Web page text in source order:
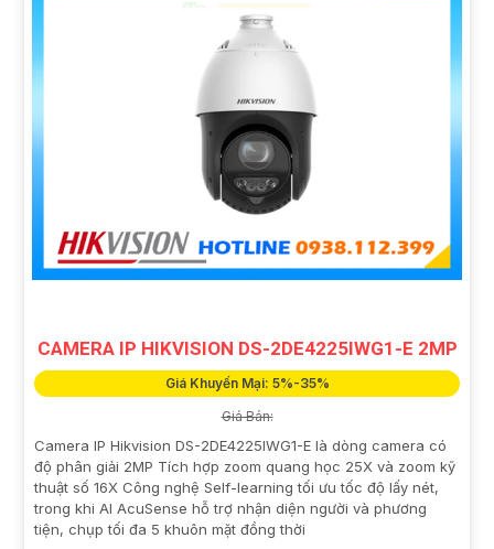
CAMERA IP HIKVISION DS-2DE4225IWG1-E 2MP
Giá Khuyến Mại: 5%-35%
Giá Bán:
Camera IP Hikvision DS-2DE4225IWG1-E là dòng camera có
độ phân giải 2MP Tích hợp zoom quang học 25X và zoom kỹ
thuật số 16X Công nghệ Self-learning tối ưu tốc độ lấy nét,
trong khi AI AcuSense hỗ trợ nhận diện người và phương
tiện, chụp tối đa 5 khuôn mặt đồng thời